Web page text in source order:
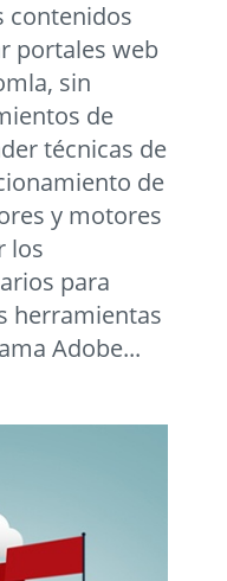
contenidos
portales web
sin
de
técnicas de
de
y motores
los
para
herramientas
Adobe...